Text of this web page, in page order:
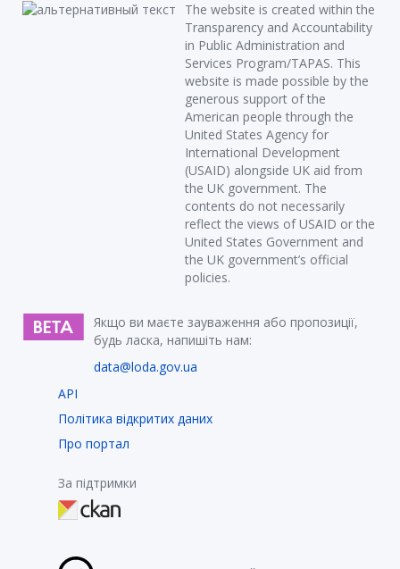
The website is created within the
Transparency and Accountability
in Public Administration and
Services Program/TAPAS. This
website is made possible by the
generous support of the
American people through the
United States Agency for
International Development
(USAID) alongside UK aid from
the UK government. The
contents do not necessarily
reflect the views of USAID or the
United States Government and
the UK government’s official
policies.
Якщо ви маєте зауваження або пропозиції,
будь ласка, напишіть нам:
data@loda.gov.ua
API
Політика відкритих даних
Про портал
За підтримки